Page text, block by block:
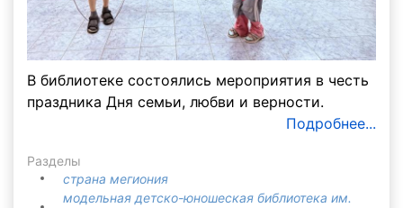
В библиотеке состоялись мероприятия в честь
праздника Дня семьи, любви и верности.
Подробнее...
Разделы
страна мегиония
модельная детско-юношеская библиотека им.